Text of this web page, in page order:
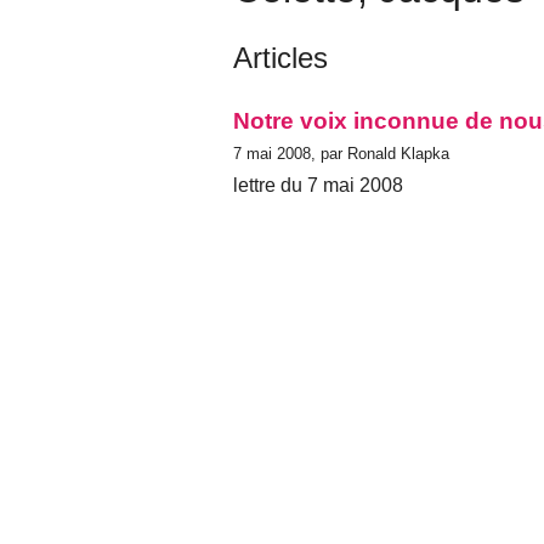
Articles
Notre voix inconnue de
7 mai 2008, par Ronald Klapka
lettre du 7 mai 2008